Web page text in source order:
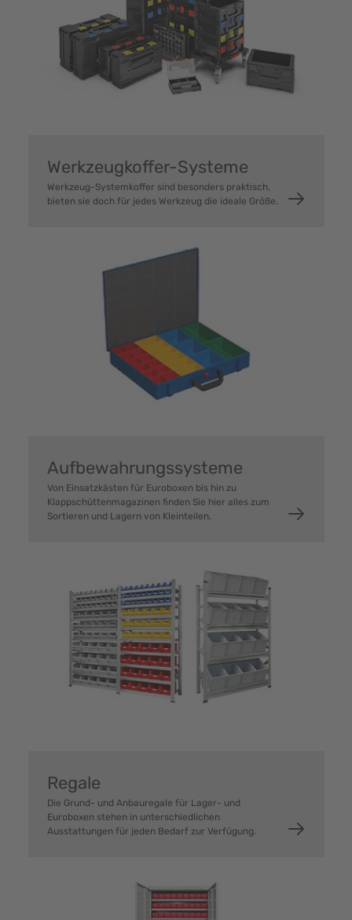
Werkzeugkoffer-Systeme
Werkzeug-Systemkoffer sind besonders praktisch,
bieten sie doch für jedes Werkzeug die ideale Größe.
Aufbewahrungssysteme
Von Einsatzkästen für Euroboxen bis hin zu
Klappschüttenmagazinen finden Sie hier alles zum
Sortieren und Lagern von Kleinteilen.
Regale
Die Grund- und Anbauregale für Lager- und
Euroboxen stehen in unterschiedlichen
Ausstattungen für jeden Bedarf zur Verfügung.